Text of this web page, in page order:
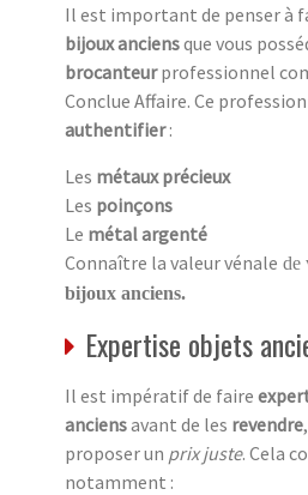
Il est important de penser à
bijoux anciensque vous
brocanteurprofessionnel
Conclue Affaire. Ce
authentifier:
Les métaux précieux
Les poinçons
Le métal argenté
Connaître la valeur vénale de
bijoux anciens.
Expertise objets
Il est impératif de faire
anciensavant de les revendre
proposer un prix juste. Cela
notamment :